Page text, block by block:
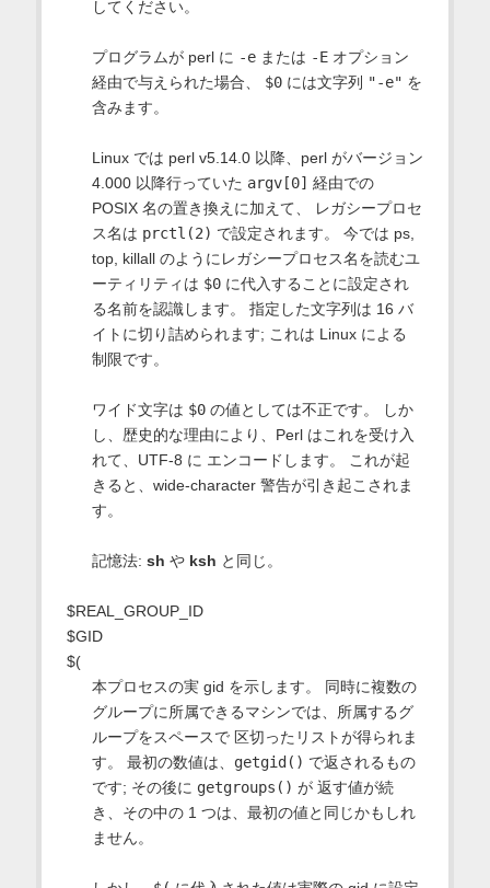
してください。
プログラムが perl に -eまたは -Eオプション
経由で与えられた場合、 $0には文字列 "-e" を
含みます。
Linux では perl v5.14.0 以降、perl がバージョン
4.000 以降行っていた argv[0] 経由での
POSIX 名の置き換えに加えて、 レガシープロセ
ス名は prctl(2) で設定されます。 今では ps,
top, killall のようにレガシープロセス名を読むユ
ーティリティは $0に代入することに設定され
る名前を認識します。 指定した文字列は 16 バ
イトに切り詰められます; これは Linux による
制限です。
ワイド文字は $0の値としては不正です。 しか
し、歴史的な理由により、Perl はこれを受け入
れて、UTF-8 に エンコードします。 これが起
きると、wide-character 警告が引き起こされま
す。
記憶法: sh や ksh と同じ。
$REAL_GROUP_ID
$GID
$(
本プロセスの実 gid を示します。 同時に複数の
グループに所属できるマシンでは、所属するグ
ループをスペースで 区切ったリストが得られま
す。 最初の数値は、 getgid() で返されるもの
です; その後に getgroups() が 返す値が続
き、その中の 1 つは、最初の値と同じかもしれ
ません。